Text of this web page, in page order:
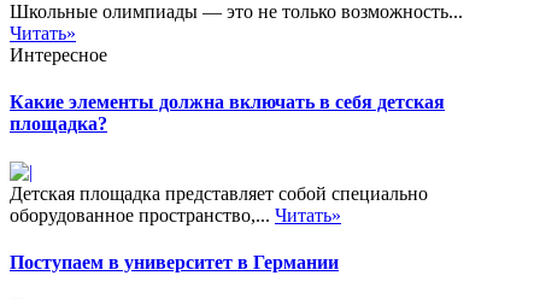
Школьные олимпиады — это не только возможность...
Читать»
Интересное
Какие элементы должна включать в себя детская
площадка?
Детская площадка представляет собой специально
оборудованное пространство,... Читать»
Поступаем в университет в Германии